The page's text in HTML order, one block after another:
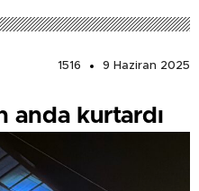
1516
9 Haziran 2025
anda kurtardı